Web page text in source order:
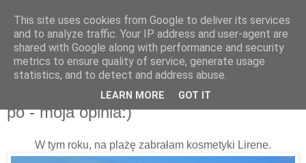
08 sierpnia 2016
Lirene: emulsja do opalania 50 i balsam
po - moja opinia:)
W tym roku, na plażę zabrałam kosmetyki Lirene.
This site uses cookies from Google to deliver its services
and to analyze traffic. Your IP address and user-agent are
shared with Google along with performance and security
metrics to ensure quality of service, generate usage
statistics, and to detect and address abuse.
LEARN MORE GOT IT